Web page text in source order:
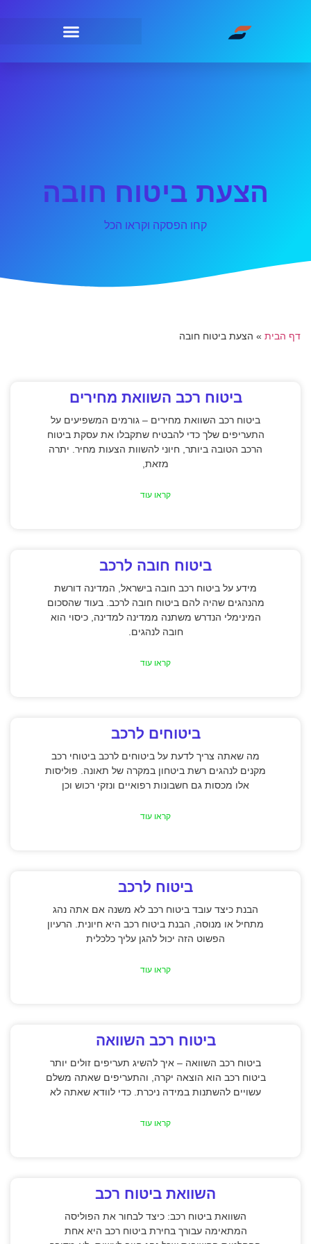
הצעת ביטוח חובה
קחו הפסקה וקראו הכל
דף הבית » הצעת ביטוח חובה
ביטוח רכב השוואת מחירים
ביטוח רכב השוואת מחירים – גורמים המשפיעים על
התעריפים שלך כדי להבטיח שתקבלו את עסקת ביטוח
הרכב הטובה ביותר, חיוני להשוות הצעות מחיר. יתרה
מזאת,
קראו עוד
ביטוח חובה לרכב
מידע על ביטוח רכב חובה בישראל, המדינה דורשת
מהנהגים שהיה להם ביטוח חובה לרכב. בעוד שהסכום
המינימלי הנדרש משתנה ממדינה למדינה, כיסוי הוא
חובה לנהגים.
קראו עוד
ביטוחים לרכב
מה שאתה צריך לדעת על ביטוחים לרכב ביטוחי רכב
מקנים לנהגים רשת ביטחון במקרה של תאונה. פוליסות
אלו מכסות גם חשבונות רפואיים ונזקי רכוש וכן
קראו עוד
ביטוח לרכב
הבנת כיצד עובד ביטוח רכב לא משנה אם אתה נהג
מתחיל או מנוסה, הבנת ביטוח רכב היא חיונית. הרעיון
הפשוט הזה יכול להגן עליך כלכלית
קראו עוד
ביטוח רכב השוואה
ביטוח רכב השוואה – איך להשיג תעריפים זולים יותר
ביטוח רכב הוא הוצאה יקרה, והתעריפים שאתה משלם
עשויים להשתנות במידה ניכרת. כדי לוודא שאתה לא
קראו עוד
השוואת ביטוח רכב
השוואת ביטוח רכב: כיצד לבחור את הפוליסה
המתאימה עבורך בחירת ביטוח רכב היא אחת